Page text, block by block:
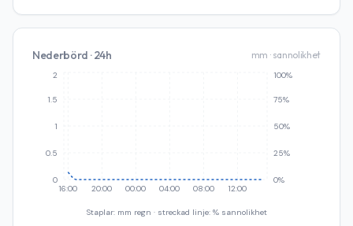
Nederbörd · 24h mm · sannolikhet
16:00 20:00 00:00 04:00 08:00 12:00
0
0.5
1
1.5
2
0%
25%
50%
75%
100%
Staplar: mm regn · streckad linje: % sannolikhet